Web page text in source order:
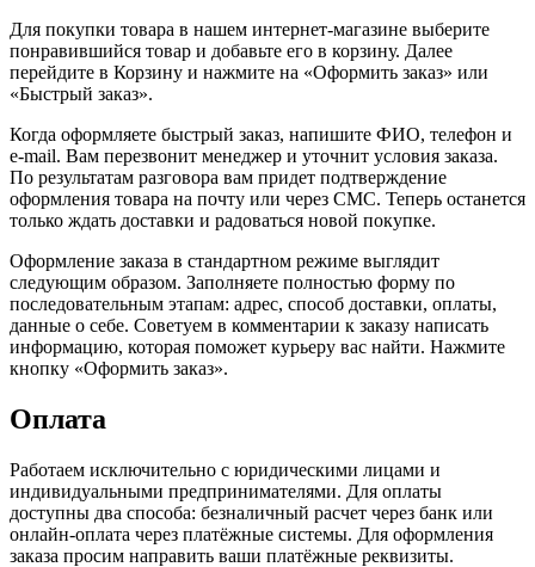
Для покупки товара в нашем интернет-магазине выберите
понравившийся товар и добавьте его в корзину. Далее
перейдите в Корзину и нажмите на «Оформить заказ» или
«Быстрый заказ».
Когда оформляете быстрый заказ, напишите ФИО, телефон и
e-mail. Вам перезвонит менеджер и уточнит условия заказа.
По результатам разговора вам придет подтверждение
оформления товара на почту или через СМС. Теперь останется
только ждать доставки и радоваться новой покупке.
Оформление заказа в стандартном режиме выглядит
следующим образом. Заполняете полностью форму по
последовательным этапам: адрес, способ доставки, оплаты,
данные о себе. Советуем в комментарии к заказу написать
информацию, которая поможет курьеру вас найти. Нажмите
кнопку «Оформить заказ».
Оплата
Работаем исключительно с юридическими лицами и
индивидуальными предпринимателями. Для оплаты
доступны два способа: безналичный расчет через банк или
онлайн-оплата через платёжные системы. Для оформления
заказа просим направить ваши платёжные реквизиты.